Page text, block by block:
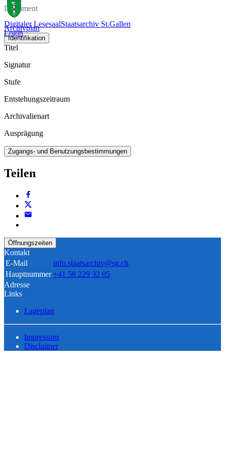
Digitaler LesesaalStaatsarchiv St.Gallen
Login
Dokument
Archivplan
Identifikation
Titel
Signatur
Stufe
Entstehungszeitraum
Archivalienart
Ausprägung
Zugangs- und Benutzungsbestimmungen
Teilen
Öffnungszeiten
Kontakt
E-Mail
info.staatsarchiv@sg.ch
Hauptnummer +41 58 229 32 05
Adresse
Links
Lageplan
Impressum
Disclaimer